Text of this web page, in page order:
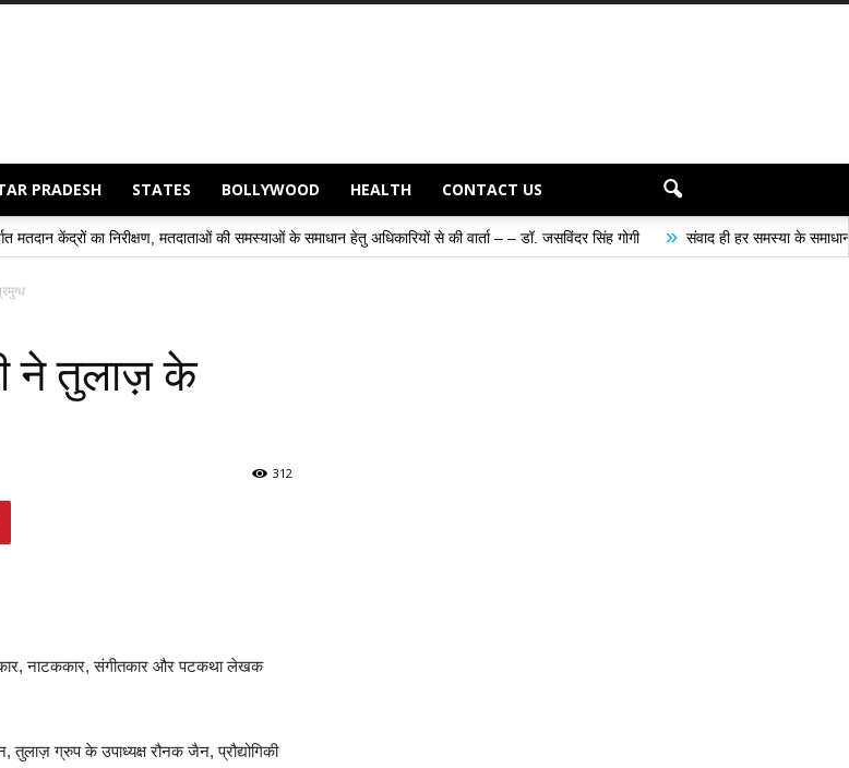
PRADESH STATES BOLLYWOOD HEALTH CONTACT US
मतदाताओं की समस्याओं के समाधान हेतु अधिकारियों से की वार्ता – – डॉ. जसविंदर सिंह गोगी » संवाद ही हर समस्या के समाधान का सबसे प्रभावी
ने तुलाज़ के
312
नाटककार, संगीतकार और पटकथा लेखक
ग्रुप के उपाध्यक्ष रौनक जैन, प्रौद्योगिकी